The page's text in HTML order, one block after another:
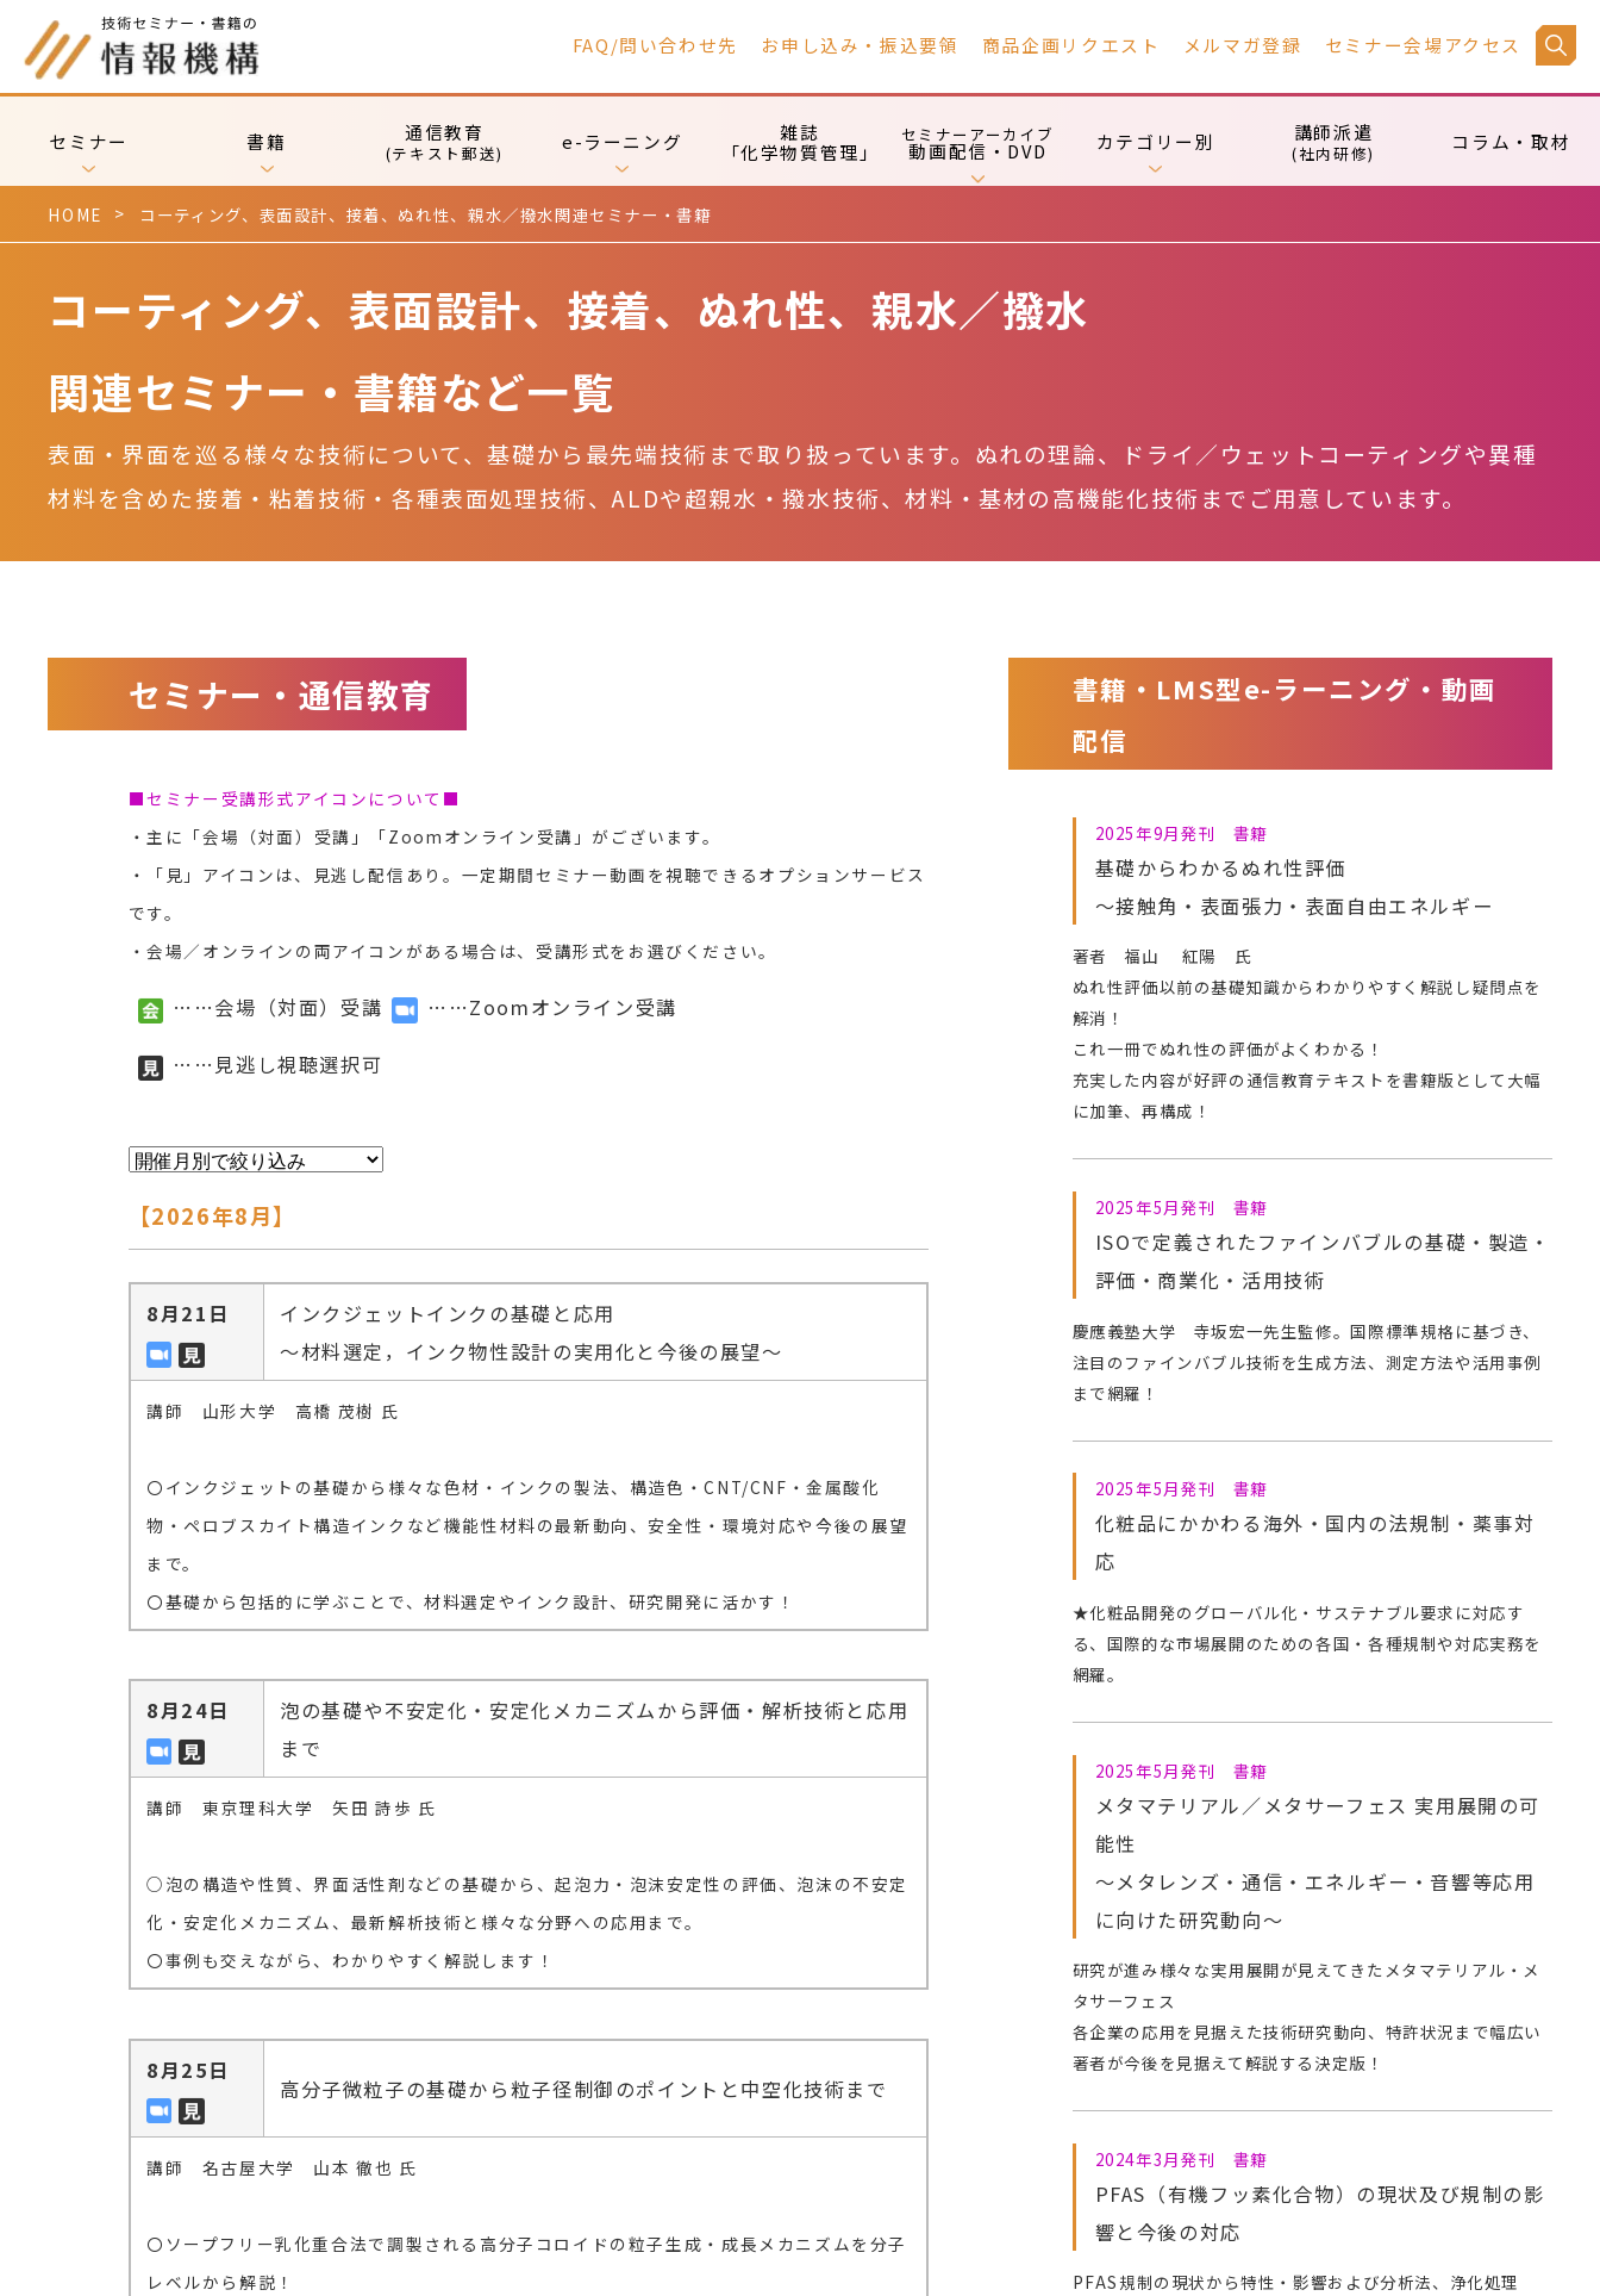
FAQ/問い合わせ先 お申し込み・振込要領 商品企画リクエスト メルマガ登録 セミナー会場アクセス
セミナー 書籍 通信教育
(テキスト郵送) e-ラーニング
雑誌
「化学物質管理」
セミナーアーカイブ
動画配信・DVD カテゴリー別 講師派遣
(社内研修) コラム・取材
HOME コーティング、表面設計、接着、ぬれ性、親水／撥水関連セミナー・書籍
コーティング、表面設計、接着、ぬれ性、親水／撥水
関連セミナー・書籍など一覧
表面・界面を巡る様々な技術について、基礎から最先端技術まで取り扱っています。ぬれの理論、ドライ／ウェットコーティングや異種
材料を含めた接着・粘着技術・各種表面処理技術、ALDや超親水・撥水技術、材料・基材の高機能化技術までご用意しています。
セミナー・通信教育
■セミナー受講形式アイコンについて■
・主に「会場（対面）受講」「Zoomオンライン受講」がございます。
・「見」アイコンは、見逃し配信あり。一定期間セミナー動画を視聴できるオプションサービス
です。
・会場／オンラインの両アイコンがある場合は、受講形式をお選びください。
……会場（対面）受講 ……Zoomオンライン受講
……見逃し視聴選択可
【2026年8月】
8月21日
インクジェットインクの基礎と応用
～材料選定，インク物性設計の実用化と今後の展望～
講師 山形大学 高橋 茂樹 氏
〇インクジェットの基礎から様々な色材・インクの製法、構造色・CNT/CNF・金属酸化
物・ペロブスカイト構造インクなど機能性材料の最新動向、安全性・環境対応や今後の展望
まで。
〇基礎から包括的に学ぶことで、材料選定やインク設計、研究開発に活かす！
8月24日
泡の基礎や不安定化・安定化メカニズムから評価・解析技術と応用
まで
講師 東京理科大学 矢田 詩歩 氏
○泡の構造や性質、界面活性剤などの基礎から、起泡力・泡沫安定性の評価、泡沫の不安定
化・安定化メカニズム、最新解析技術と様々な分野への応用まで。
〇事例も交えながら、わかりやすく解説します！
8月25日
高分子微粒子の基礎から粒子径制御のポイントと中空化技術まで
講師 名古屋大学 山本 徹也 氏
〇ソープフリー乳化重合法で調製される高分子コロイドの粒子生成・成長メカニズムを分子
レベルから解説！
書籍・LMS型e-ラーニング・動画
配信
2025年9月発刊 書籍
基礎からわかるぬれ性評価
～接触角・表面張力・表面自由エネルギー
著者 福山 紅陽 氏
ぬれ性評価以前の基礎知識からわかりやすく解説し疑問点を
解消！
これ一冊でぬれ性の評価がよくわかる！
充実した内容が好評の通信教育テキストを書籍版として大幅
に加筆、再構成！
2025年5月発刊 書籍
ISOで定義されたファインバブルの基礎・製造・
評価・商業化・活用技術
慶應義塾大学 寺坂宏一先生監修。国際標準規格に基づき、
注目のファインバブル技術を生成方法、測定方法や活用事例
まで網羅！
2025年5月発刊 書籍
化粧品にかかわる海外・国内の法規制・薬事対
応
★化粧品開発のグローバル化・サステナブル要求に対応す
る、国際的な市場展開のための各国・各種規制や対応実務を
網羅。
2025年5月発刊 書籍
メタマテリアル／メタサーフェス 実用展開の可
能性
～メタレンズ・通信・エネルギー・音響等応用
に向けた研究動向～
研究が進み様々な実用展開が見えてきたメタマテリアル・メ
タサーフェス
各企業の応用を見据えた技術研究動向、特許状況まで幅広い
著者が今後を見据えて解説する決定版！
2024年3月発刊 書籍
PFAS（有機フッ素化合物）の現状及び規制の影
響と今後の対応
PFAS規制の現状から特性・影響および分析法、浄化処理